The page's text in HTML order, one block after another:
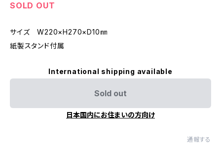
SOLD OUT
サイズ W220×H270×D10㎜
紙製スタンド付属
International shipping available
Sold out
日本国内にお住まいの方向け
通報する